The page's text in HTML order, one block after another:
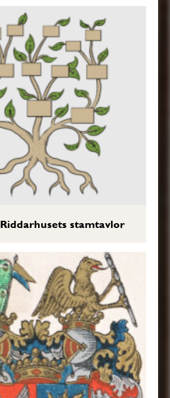
Riddarhusets stamtavlor